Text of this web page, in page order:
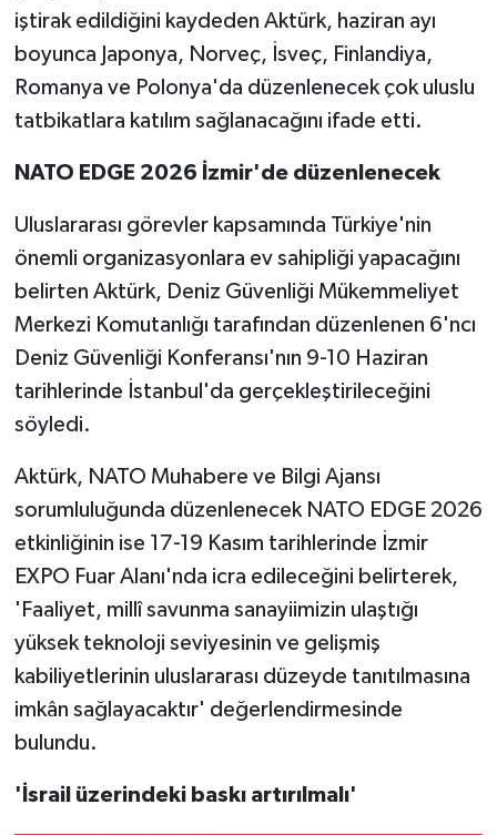
iştirak edildiğini kaydeden Aktürk, haziran ayı
boyunca Japonya, Norveç, İsveç, Finlandiya,
Romanya ve Polonya'da düzenlenecek çok uluslu
tatbikatlara katılım sağlanacağını ifade etti.
NATO EDGE 2026 İzmir'de düzenlenecek
Uluslararası görevler kapsamında Türkiye'nin
önemli organizasyonlara ev sahipliği yapacağını
belirten Aktürk, Deniz Güvenliği Mükemmeliyet
Merkezi Komutanlığı tarafından düzenlenen 6'ncı
Deniz Güvenliği Konferansı'nın 9-10 Haziran
tarihlerinde İstanbul'da gerçekleştirileceğini
söyledi.
Aktürk, NATO Muhabere ve Bilgi Ajansı
sorumluluğunda düzenlenecek NATO EDGE 2026
etkinliğinin ise 17-19 Kasım tarihlerinde İzmir
EXPO Fuar Alanı'nda icra edileceğini belirterek,
'Faaliyet, millî savunma sanayiimizin ulaştığı
yüksek teknoloji seviyesinin ve gelişmiş
kabiliyetlerinin uluslararası düzeyde tanıtılmasına
imkân sağlayacaktır' değerlendirmesinde
bulundu.
'İsrail üzerindeki baskı artırılmalı'